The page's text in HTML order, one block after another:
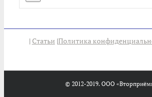
| Статьи |Политика
© 2012-2019. ООО